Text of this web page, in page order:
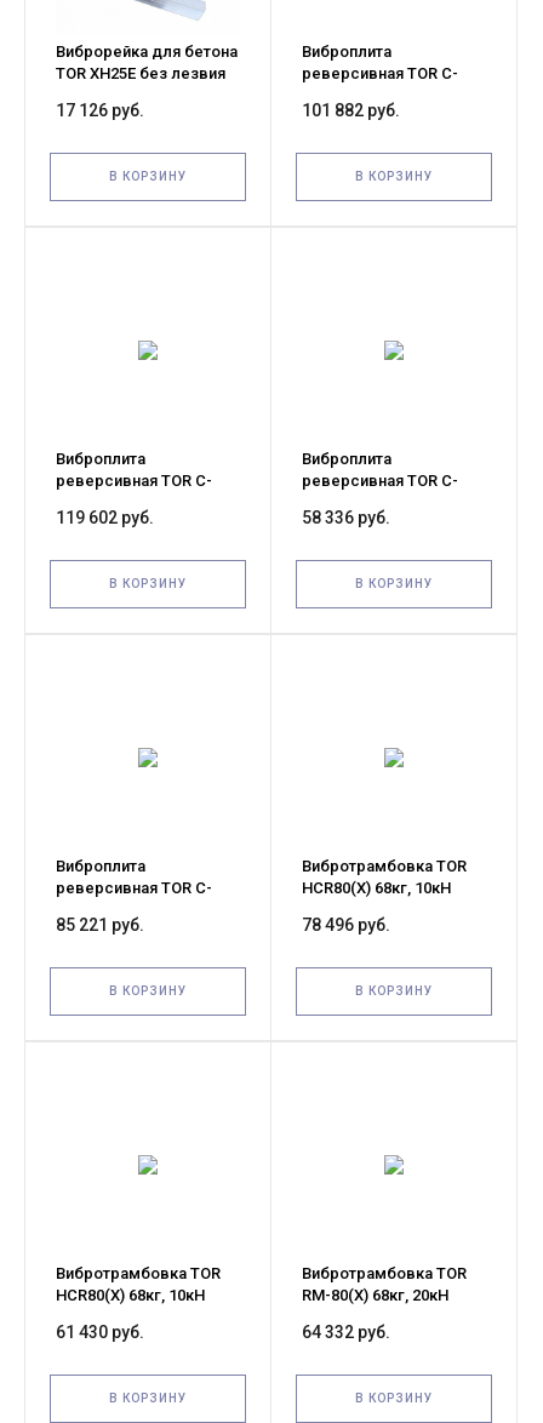
Виброрейка для бетона
TOR XH25E без лезвия
17 126 руб.
В КОРЗИНУ
Виброплита
реверсивная TOR C-
уценка
101 882 руб.
В КОРЗИНУ
Виброплита
реверсивная TOR C-
119 602 руб.
В КОРЗИНУ
Виброплита
реверсивная TOR C-
58 336 руб.
В КОРЗИНУ
Виброплита
реверсивная TOR C-
уценка
85 221 руб.
В КОРЗИНУ
Вибротрамбовка TOR
HCR80(X) 68кг, 10кН
корпус
78 496 руб.
В КОРЗИНУ
Вибротрамбовка TOR
HCR80(X) 68кг, 10кН
корпус
61 430 руб.
В КОРЗИНУ
Вибротрамбовка TOR
RM-80(X) 68кг, 20кН
корпус
64 332 руб.
В КОРЗИНУ